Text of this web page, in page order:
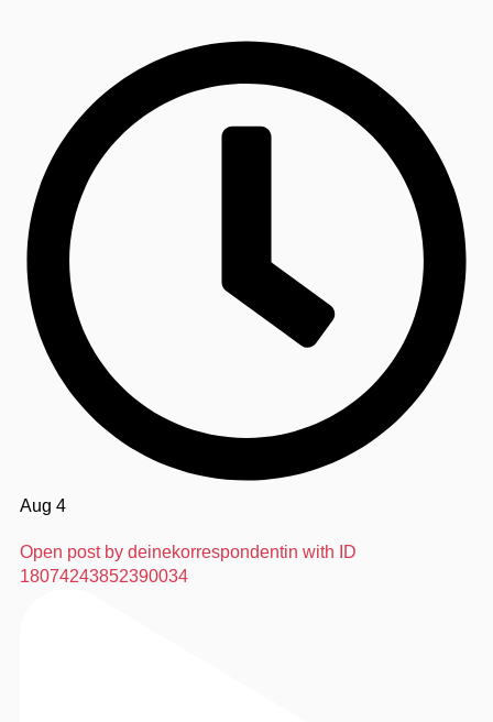
Aug 4
Open post by deinekorrespondentin with ID
18074243852390034